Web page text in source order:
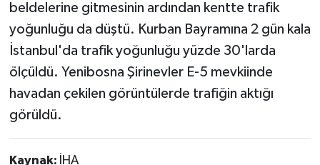
beldelerine gitmesinin ardından kentte trafik
yoğunluğu da düştü. Kurban Bayramına 2 gün kala
İstanbul'da trafik yoğunluğu yüzde 30'larda
ölçüldü. Yenibosna Şirinevler E-5 mevkiinde
havadan çekilen görüntülerde trafiğin aktığı
görüldü.
Kaynak: İHA